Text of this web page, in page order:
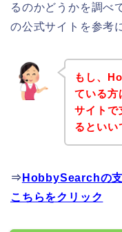
るのかどうかを調べ
の公式サイトを参考
もし、
ている
サイトで
るといい
⇒ HobbySearchの
こちらをクリック